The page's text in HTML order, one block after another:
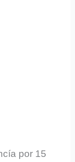
por 15